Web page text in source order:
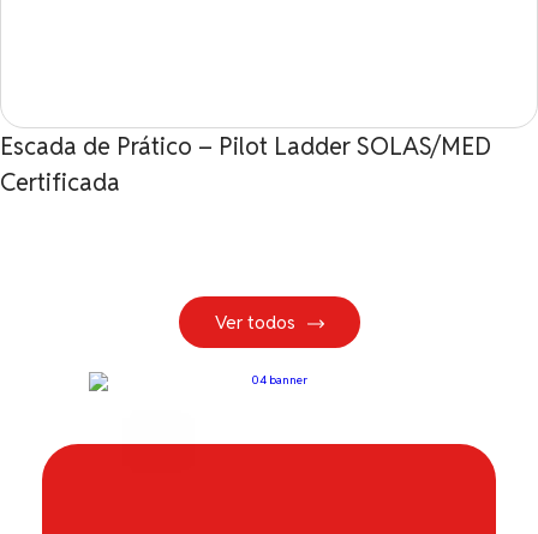
Escada de Prático – Pilot Ladder SOLAS/MED
Certificada
Ver todos